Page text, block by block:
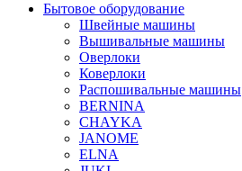
Бытовое оборудование
Швейные машины
Вышивальные машины
Оверлоки
Коверлоки
Распошивальные машины
BERNINA
CHAYKA
JANOME
ELNA